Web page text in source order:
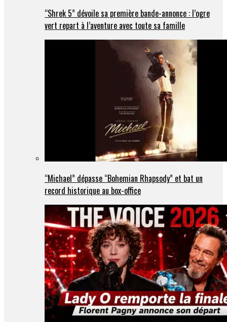
“Shrek 5” dévoile sa première bande-annonce : l’ogre
vert repart à l’aventure avec toute sa famille
“Michael” dépasse “Bohemian Rhapsody” et bat un
record historique au box-office